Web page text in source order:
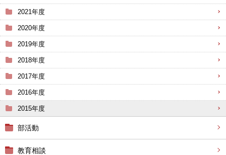
2021年度
2020年度
2019年度
2018年度
2017年度
2016年度
2015年度
部活動
教育相談